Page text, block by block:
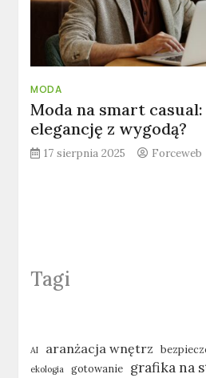
MODA
Moda na smart casual:
elegancję z wygodą?
17 sierpnia 2025 Forceweb
Tagi
AI aranżacja wnętrz
ekologia gotowanie grafika na